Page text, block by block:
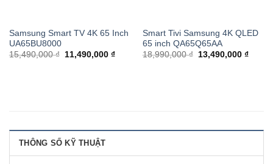
Samsung Smart TV 4K 65 Inch
UA65BU8000
15,490,000 ₫ 11,490,000 ₫
Smart Tivi Samsung 4K QLED
65 inch QA65Q65AA
18,990,000 ₫ 13,490,000 ₫
THÔNG SỐ KỸ THUẬT